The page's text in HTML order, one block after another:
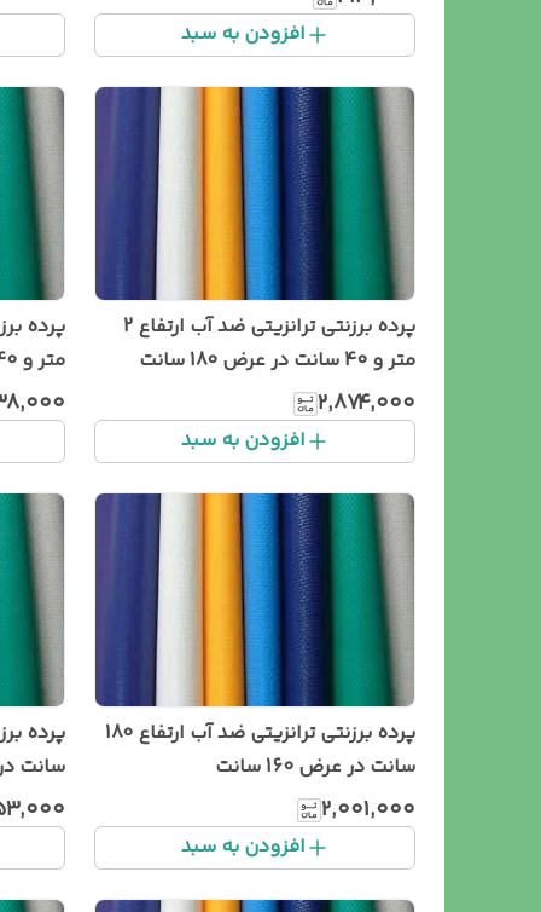
افزودن به سبد
پرده برزنتی ترانزیتی ضد آب ارتفاع 2
متر و 40 سانت در عرض 180 سانت
۲٬۸۷۴٬۰۰۰
افزودن به سبد
سانت
پرده برزنتی ترانزیتی ضد آب ارتفاع 180
سانت در عرض 160 سانت
۲٬۰۰۱٬۰۰۰
افزودن به سبد
سانت در عرض 2